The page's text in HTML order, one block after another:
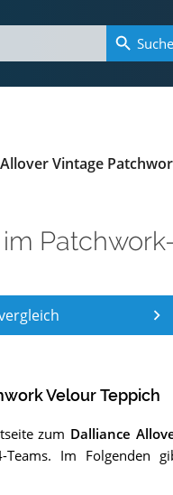
Vintage
im
Velour Teppich
zum Dalliance
Teams. Im Folgenden